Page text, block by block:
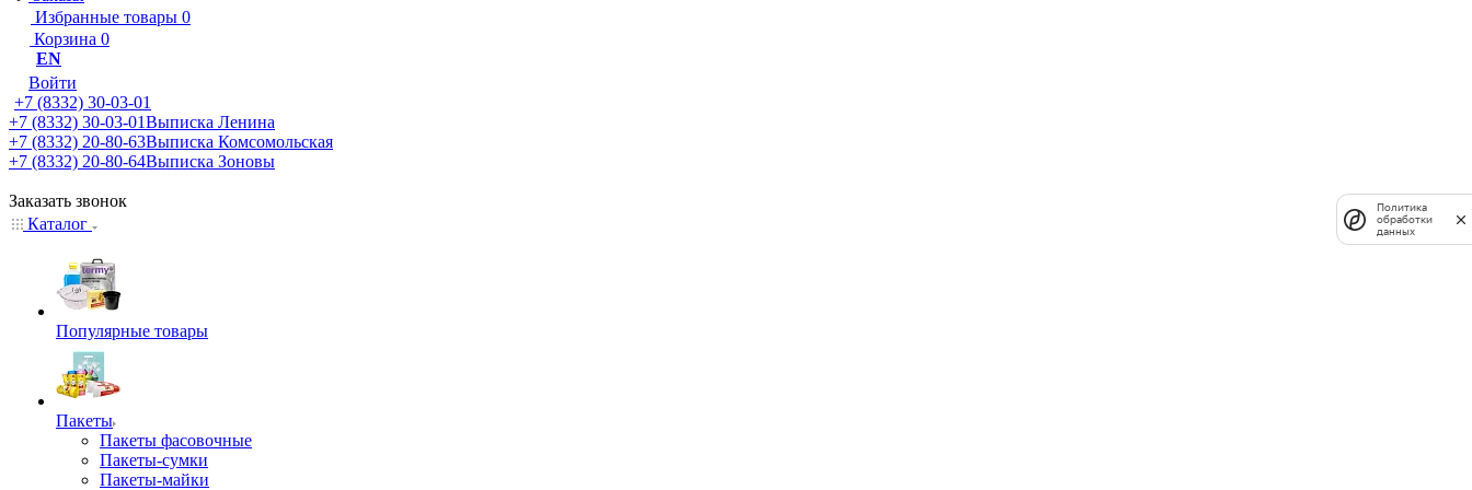
Избранные товары 0
Корзина 0
EN
Войти
+7 (8332) 30-03-01
+7 (8332) 30-03-01Выписка Ленина
+7 (8332) 20-80-63Выписка Комсомольская
+7 (8332) 20-80-64Выписка Зоновы
Заказать звонок
Каталог
Популярные товары
Пакеты
Пакеты фасовочные
Пакеты-сумки
Пакеты-майки
Политика
обработки
данных